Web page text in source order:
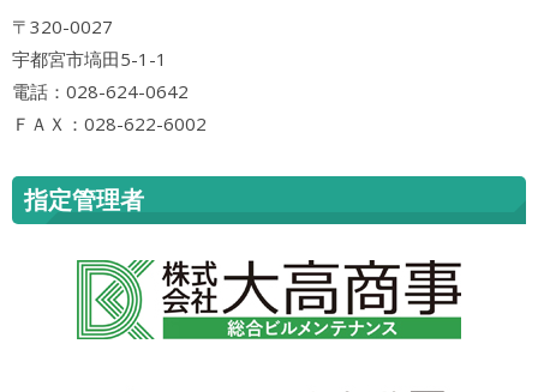
〒320-0027
宇都宮市塙田5-1-1
電話：028-624-0642
ＦＡＸ：028-622-6002
指定管理者